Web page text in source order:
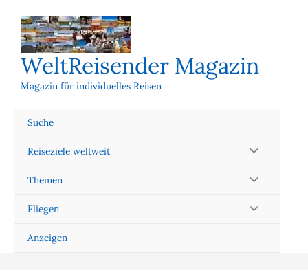
Inhalt
springen
WeltReisender Magazin
Magazin für individuelles Reisen
Suche
Reiseziele weltweit
Themen
Fliegen
Anzeigen